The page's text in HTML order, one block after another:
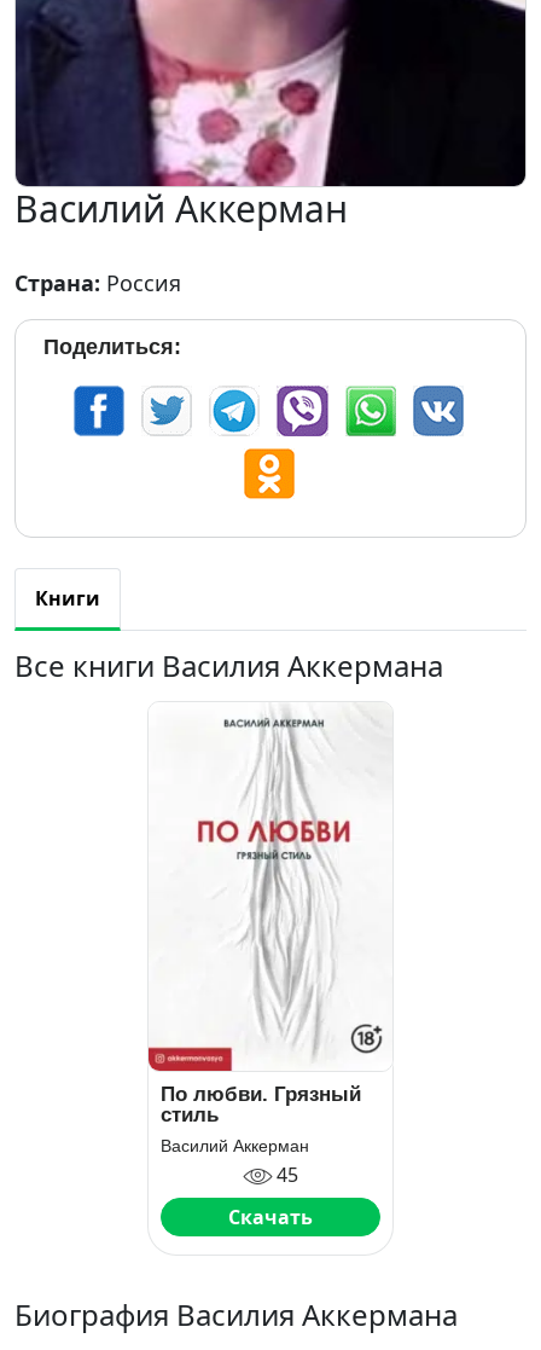
Василий Аккерман
Страна: Россия
Поделиться:
Книги
Все книги Василия Аккермана
По любви. Грязный
стиль
Василий Аккерман
45
Скачать
Биография Василия Аккермана